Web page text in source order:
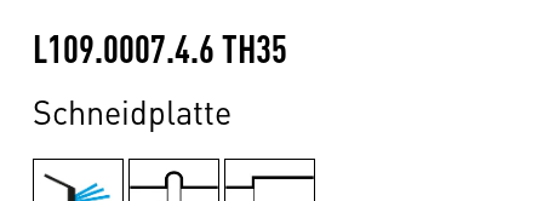
L109.0007.4.6 TH35
Schneidplatte